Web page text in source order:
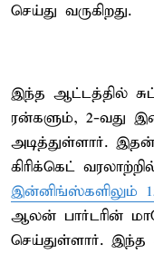
செய்து வருகிறது.
இந்த ஆட்டத்தில்
ரன்களும், 2-வது
அடித்துள்ளார்.
கிரிக்கெட்
இன்னிங்ஸ்களிலும்
ஆலன் பார்டரின்
செய்துள்ளார்.